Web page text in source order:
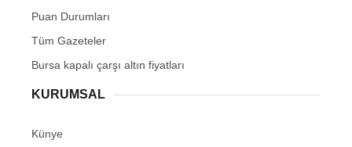
Puan Durumları
Tüm Gazeteler
Bursa kapalı çarşı altın fiyatları
KURUMSAL
Künye